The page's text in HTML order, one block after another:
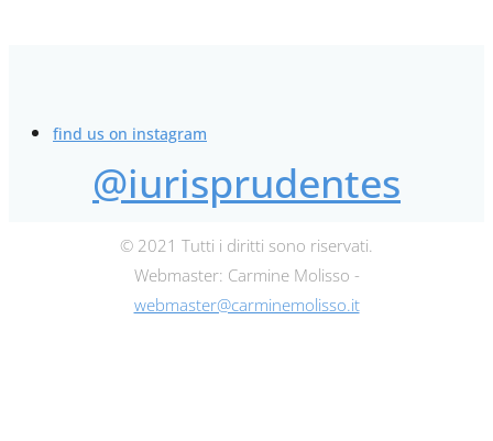
find us on instagram
@iurisprudentes
© 2021 Tutti i diritti sono riservati.
Webmaster: Carmine Molisso -
webmaster@carminemolisso.it